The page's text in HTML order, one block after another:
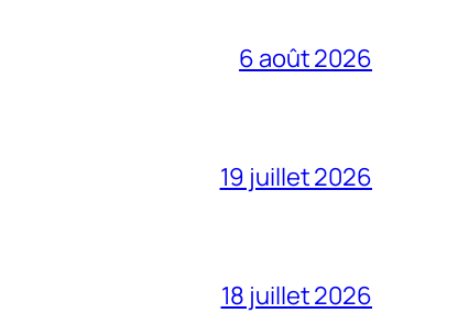
6 août 2026
19 juillet 2026
18 juillet 2026